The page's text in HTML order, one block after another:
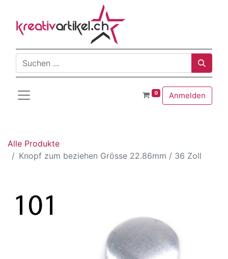
0 Anmelden
Alle Produkte
Knopf zum beziehen Grösse 22.86mm / 36 Zoll